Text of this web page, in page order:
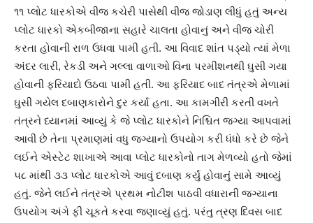
૧૧ પ્લોટ ધારકોએ વીજ કચેરી પાસેથી વીજ જોડાણ લીધું હતું અન્ય
પ્લોટ ધારકો એકબીજાના સહારે ચાલતા હોવાનું અને વીજ ચોરી
કરતા હોવાની રાળ ઉધવા પામી હતી. આ વિવાદ શાંત પડ્યો ત્યાં મેળા
અંદર લારી, રેકડી અને ગલ્લા વાળાઓ વિના પરમીશનથી ઘુસી ગયા
હોવાની ફરિયાદો ઉઠવા પામી હતી. આ ફરિયાદ બાદ તંત્રએ મેળામાં
ઘુસી ગયેલ દબાણકારોને દુર કર્યા હતા. આ કામગીરી કરતી વખતે
તંત્રને ધ્યાનમાં આવ્યું કે જે પ્લોટ ધારકોને નિશ્ચિત જગ્યા આપવામાં
આવી છે તેના પ્રમાણમાં વધુ જગ્યાનો ઉપયોગ કરી ધંધો કરે છે જેને
લઈને એસ્ટેટ શાખાએ આવા પ્લોટ ધારકોનો તાગ મેળવ્યો હતો જેમાં
૫૮ માંથી ૩૩ પ્લોટ ધારકોએ આવું દબાણ કર્યું હોવાનું સામે આવ્યું
હતું. જેને લઈને તંત્રએ પ્રથમ નોટીશ પાઠવી વધારાની જગ્યાના
ઉપયોગ અંગે ફી ચૂકતે કરવા જણાવ્યું હતું. પરંતુ ત્રણ દિવસ બાદ